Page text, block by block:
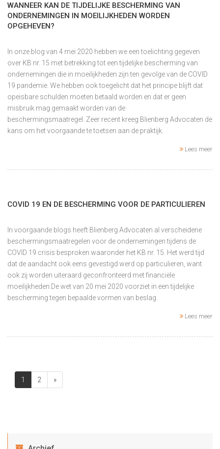
WANNEER KAN DE TIJDELIJKE BESCHERMING VAN
ONDERNEMINGEN IN MOEILIJKHEDEN WORDEN
OPGEHEVEN?
In onze blog van 4 mei 2020 hebben we een toelichting gegeven
over KB nr. 15 met betrekking tot een tijdelijke bescherming van
ondernemingen die in moeilijkheden zijn ten gevolge van de COVID
19 pandemie. We hebben ook toegelicht dat het principe blijft dat
opeisbare schulden moeten betaald worden en dat er geen
misbruik mag gemaakt worden van de
beschermingsmaatregel. Zeer recent kreeg Blienberg Advocaten de
kans om het voorgaande te toetsen aan de praktijk.
Lees meer
COVID 19 EN DE BESCHERMING VOOR DE PARTICULIEREN
In voorgaande blogs heeft Blienberg Advocaten al verscheidene
beschermingsmaatregelen voor de ondernemingen tijdens de
COVID 19 crisis besproken waaronder het KB nr. 15. Het werd tijd
dat de aandacht ook eens gevestigd werd op particulieren, want
ook zij worden uiteraard geconfronteerd met financiële
moeilijkheden.De wet van 20 mei 2020 voorziet in een tijdelijke
bescherming tegen bepaalde vormen van beslag.
Lees meer
1 2 »